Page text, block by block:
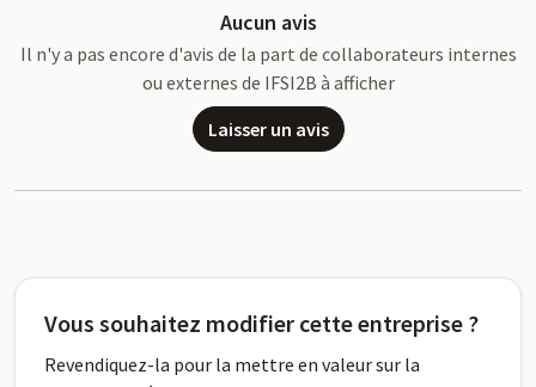
Aucun avis
Il n'y a pas encore d'avis de la part de collaborateurs internes
ou externes de IFSI2B à afficher
Laisser un avis
Vous souhaitez modifier cette entreprise ?
Revendiquez-la pour la mettre en valeur sur la